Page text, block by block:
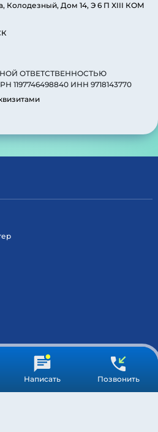
Написать Позвонить
Колодезный, Дом 14, Э 6 П XIII КОМ
ОТВЕТСТВЕННОСТЬЮ
ИНН 9718143770